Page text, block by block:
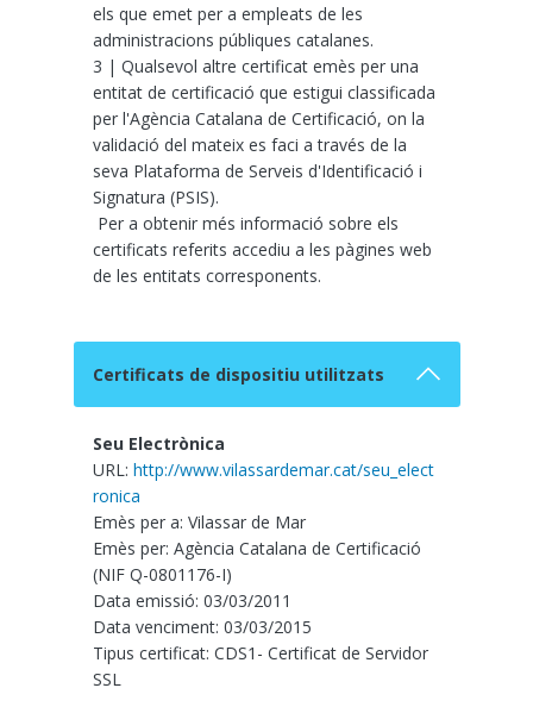
els que emet per a empleats de les
administracions públiques catalanes.
3 | Qualsevol altre certificat emès per una
entitat de certificació que estigui classificada
per l'Agència Catalana de Certificació, on la
validació del mateix es faci a través de la
seva Plataforma de Serveis d'Identificació i
Signatura (PSIS).
Per a obtenir més informació sobre els
certificats referits accediu a les pàgines web
de les entitats corresponents.
Certificats de dispositiu utilitzats
Seu Electrònica
URL:http://www.vilassardemar.cat/seu_elect
ronica
Emès per a: Vilassar de Mar
Emès per: Agència Catalana de Certificació
(NIF Q-0801176-I)
Data emissió: 03/03/2011
Data venciment: 03/03/2015
Tipus certificat: CDS1- Certificat de Servidor
SSL